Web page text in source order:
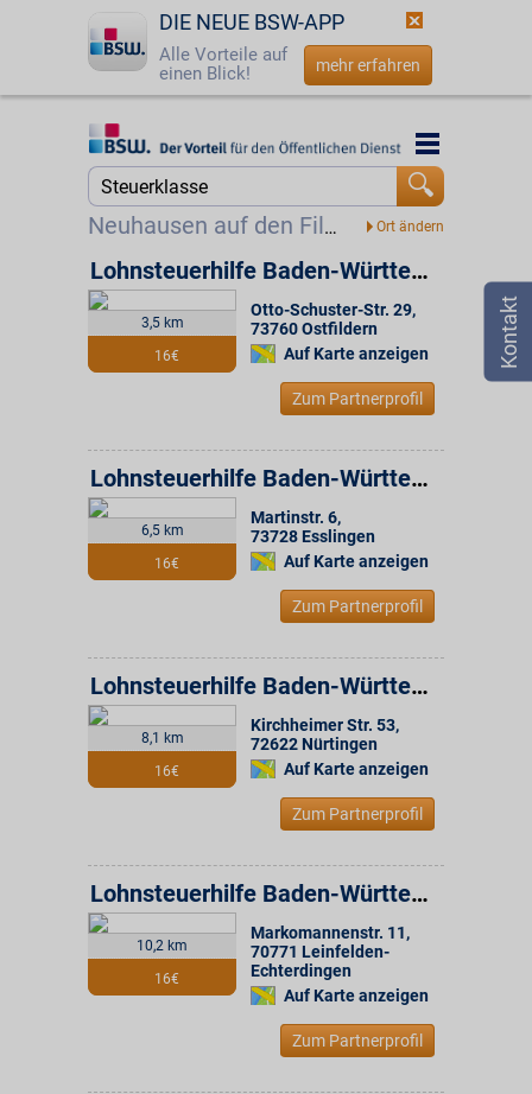
DIE NEUE BSW-APP
Alle Vorteile auf
einen Blick!
mehr erfahren
Startseite
Login
☎ 0800 - 279 25 82
Neuhausen auf den Fildern
Startseite
3,5 km
16€
Lohnsteuerhilfe Baden-Württemberg e.V. Beratungsstelle
Otto-Schuster-Str. 29,
73760Ostfildern
Auf Karte anzeigen
Zum Partnerprofil
6,5 km
16€
Lohnsteuerhilfe Baden-Württemberg e.V. Beratungsstelle
Martinstr. 6,
73728 Esslingen
Auf Karte anzeigen
Zum Partnerprofil
8,1 km
16€
Lohnsteuerhilfe Baden-Württemberg e.V. Beratungsstelle
Kirchheimer Str. 53,
72622 Nürtingen
Auf Karte anzeigen
Zum Partnerprofil
10,2 km
16€
Lohnsteuerhilfe Baden-Württemberg e.V. Beratungsstelle
Markomannenstr. 11,
70771 Leinfelden-
Echterdingen
Auf Karte anzeigen
Zum Partnerprofil